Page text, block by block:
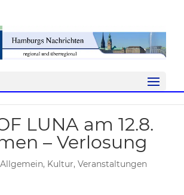
LUNA am 12.8.
– Verlosung
Allgemein, Kultur, Veranstaltungen